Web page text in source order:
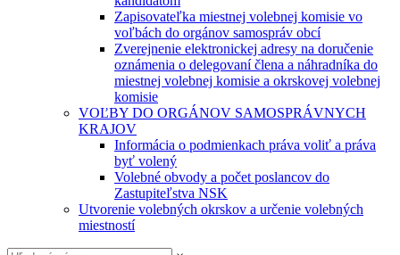
Zapisovateľka miestnej volebnej komisie vo
voľbách do orgánov samospráv obcí
Zverejnenie elektronickej adresy na doručenie
oznámenia o delegovaní člena a náhradníka do
miestnej volebnej komisie a okrskovej volebnej
komisie
VOĽBY DO ORGÁNOV SAMOSPRÁVNYCH
KRAJOV
Informácia o podmienkach práva voliť a práva
byť volený
Volebné obvody a počet poslancov do
Zastupiteľstva NSK
Utvorenie volebných okrskov a určenie volebných
miestností